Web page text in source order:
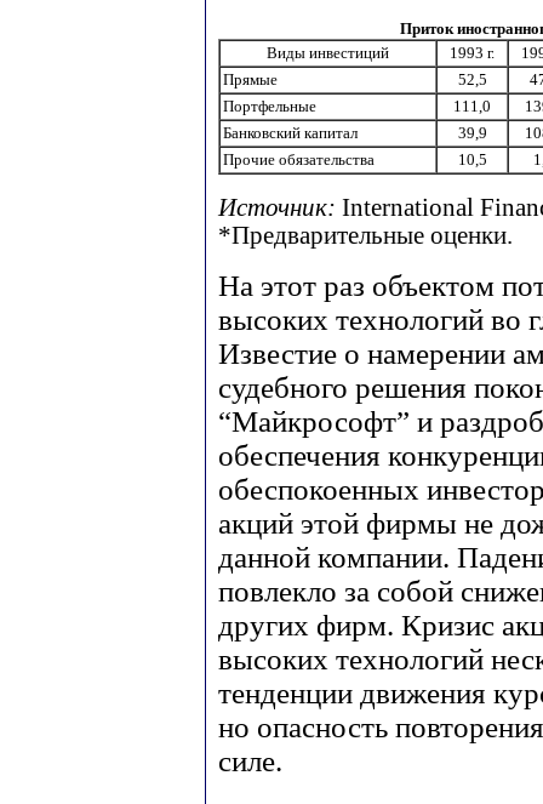
Приток
Виды инвестиций
1993 г.
Прямые
52,5
Портфельные
111,0
Банковский капитал
39,9
Прочие обязательства
10,5
Источник: International
*Предварительные оценки.
На этот раз объектом
высоких технологий во
Известие о намерении
судебного решения
“Майкрософт” и
обеспечения
обеспокоенных
акций этой фирмы не
данной компании.
повлекло за собой
других фирм. Кризис
высоких технологий
тенденции движения
но опасность
силе.